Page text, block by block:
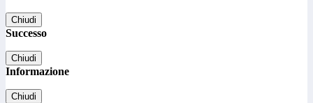
Chiudi
Successo
Chiudi
Informazione
Chiudi